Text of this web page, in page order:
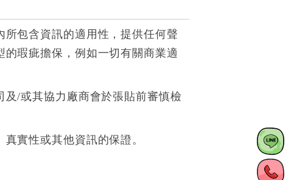
包含資訊的適用性，提供任何聲
瑕疵擔保，例如一切有關商業適
/或其協力廠商會於張貼前審慎檢
實性或其他資訊的保證。